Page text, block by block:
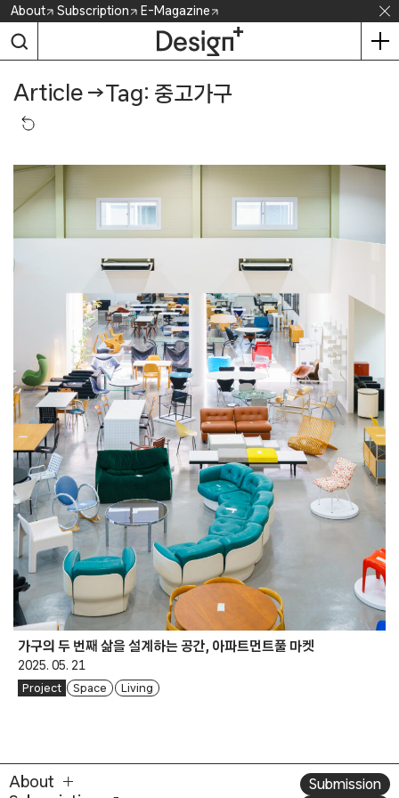
Skip
content
About Subscription E-Magazine
Article →Tag: 중고가구
가구의 두 번째 삶을 설계하는 공간, 아파트먼트풀 마켓
2025. 05. 21
Project Space Living
About
Submission